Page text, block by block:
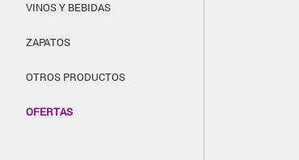
VINOS Y BEBIDAS
ZAPATOS
OTROS PRODUCTOS
OFERTAS